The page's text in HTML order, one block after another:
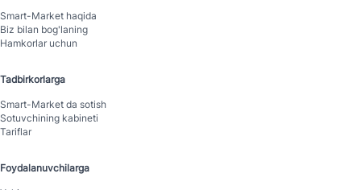
Smart-Mаrket haqida
Biz bilan bog'laning
Hamkorlar uchun
Tadbirkorlarga
Smart-Mаrket da sotish
Sotuvchining kabineti
Tariflar
Foydalanuvchilarga